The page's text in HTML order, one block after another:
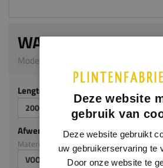
WALLSTYL WT3
Model WP03 | 110 x 80 mm | HDPS
Lengte (mm)
2000
Afwerking
Materiaal: HDPS
VOORGELAKT
Deze website
gebruik van
Deze website gebruikt
uw gebruikerservaring te
Door onze website te